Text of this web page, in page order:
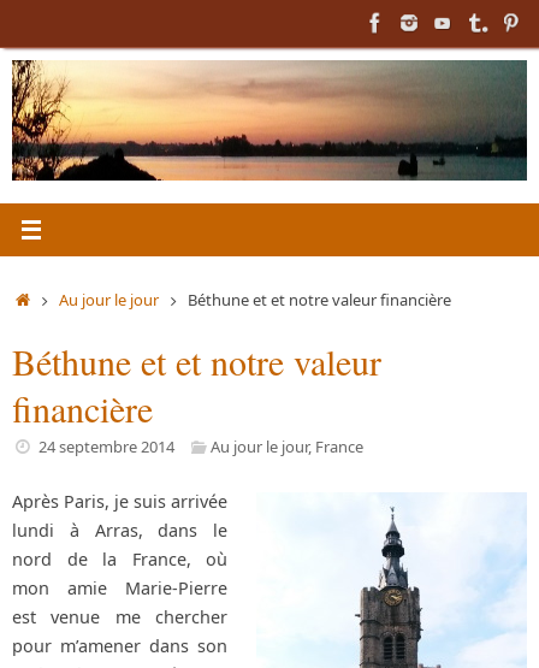
au
contenu
AccueilAu jour le jour Béthune et et notre valeur financière
Béthune et et notre valeur
financière
24 septembre 2014 Au jour le jour, France
Après Paris, je suis arrivée
lundi à Arras, dans le
nord de la France, où
mon amie Marie-Pierre
est venue me chercher
pour m’amener dans son